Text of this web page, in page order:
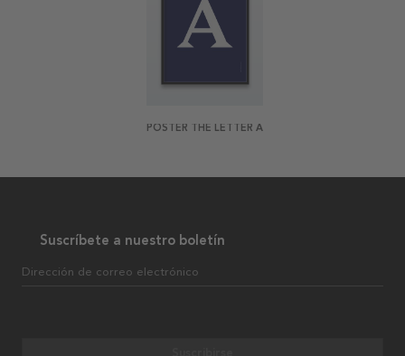
POSTER THE LETTER A
Suscríbete a nuestro boletín
Dirección de correo electrónico